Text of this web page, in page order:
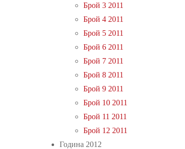
Брой 3 2011
Брой 4 2011
Брой 5 2011
Брой 6 2011
Брой 7 2011
Брой 8 2011
Брой 9 2011
Брой 10 2011
Брой 11 2011
Брой 12 2011
Година 2012